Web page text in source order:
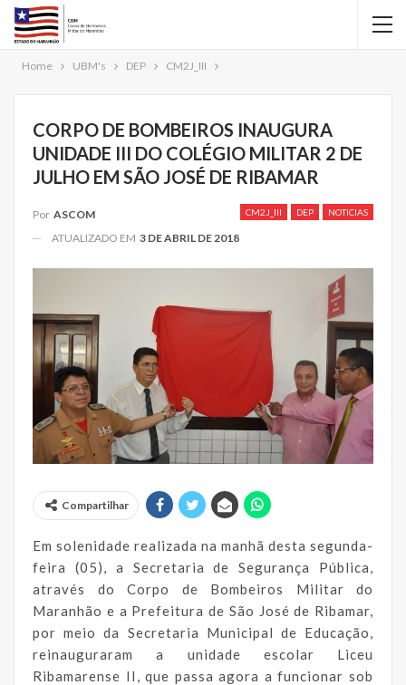
Home UBM's DEP CM2J_III
CORPO DE BOMBEIROS INAUGURA
UNIDADE III DO COLÉGIO MILITAR 2 DE
JULHO EM SÃO JOSÉ DE RIBAMAR
CM2J_III DEP NOTICIAS
Por ASCOM
ATUALIZADO EM 3 DE ABRIL DE 2018
Compartilhar
Em solenidade realizada na manhã desta segunda-
feira (05), a Secretaria de Segurança Pública,
através do Corpo de Bombeiros Militar do
Maranhão e a Prefeitura de São José de Ribamar,
por meio da Secretaria Municipal de Educação,
reinauguraram a unidade escolar Liceu
Ribamarense II, que passa agora a funcionar sob